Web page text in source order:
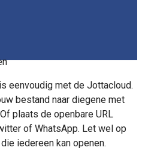
eenvoudig met de Jottacloud.
bestand naar diegene met
plaats de openbare URL
of WhatsApp. Let wel op
iedereen kan openen.